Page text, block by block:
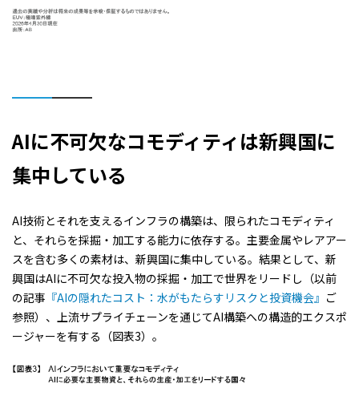
AIに不可欠なコモディティは新興国に
集中している
AI技術とそれを支えるインフラの構築は、限られたコモディティ
と、それらを採掘・加工する能力に依存する。主要金属やレアアー
スを含む多くの素材は、新興国に集中している。結果として、新
興国はAIに不可欠な投入物の採掘・加工で世界をリードし（以前
の記事 『AIの隠れたコスト：水がもたらすリスクと投資機会』 ご
参照）、上流サプライチェーンを通じてAI構築への構造的エクスポ
ージャーを有する（図表3）。